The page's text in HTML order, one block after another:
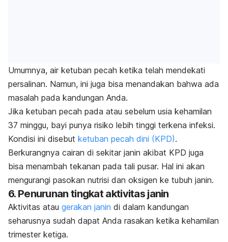
Umumnya, air ketuban pecah ketika telah mendekati
persalinan. Namun, ini juga bisa menandakan bahwa ada
masalah pada kandungan Anda.
Jika ketuban pecah pada atau sebelum usia kehamilan
37 minggu, bayi punya risiko lebih tinggi terkena infeksi.
Kondisi ini disebut ketuban pecah dini (KPD).
Berkurangnya cairan di sekitar janin akibat KPD juga
bisa menambah tekanan pada tali pusar. Hal ini akan
mengurangi pasokan nutrisi dan oksigen ke tubuh janin.
6. Penurunan tingkat aktivitas janin
Aktivitas atau gerakan janin di dalam kandungan
seharusnya sudah dapat Anda rasakan ketika kehamilan
trimester ketiga.